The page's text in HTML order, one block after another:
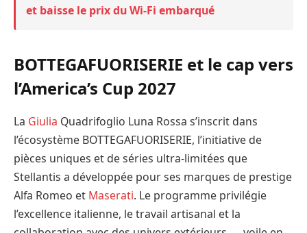
et baisse le prix du Wi-Fi embarqué
BOTTEGAFUORISERIE et le cap vers
l’America’s Cup 2027
La Giulia Quadrifoglio Luna Rossa s’inscrit dans
l’écosystème BOTTEGAFUORISERIE, l’initiative de
pièces uniques et de séries ultra-limitées que
Stellantis a développée pour ses marques de prestige
Alfa Romeo et Maserati. Le programme privilégie
l’excellence italienne, le travail artisanal et la